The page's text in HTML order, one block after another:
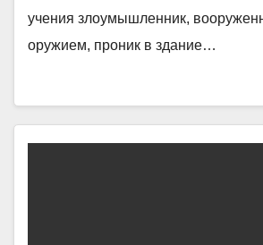
учения злоумышленник,
оружием, проник в здание…